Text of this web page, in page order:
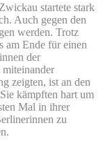
startete stark
Auch gegen den
werden. Trotz
am Ende für einen
der
zeigten, ist an den
kämpften hart um
Mal in ihrer
zu